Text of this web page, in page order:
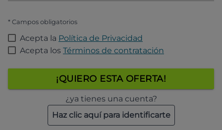
* Campos obligatorios
Acepta la Política de Privacidad
Acepta los Términos de contratación
¡QUIERO ESTA OFERTA!
¿ya tienes una cuenta?
Haz clic aquí para identificarte